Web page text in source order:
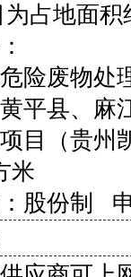
占地面积
险废物处
平县、麻
目（贵州
米
：股份制